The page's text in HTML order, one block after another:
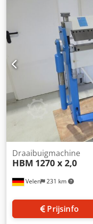
Velen 231 km
Draaibuigmachine
HBM 1270 x 2,0
Prijsinfo